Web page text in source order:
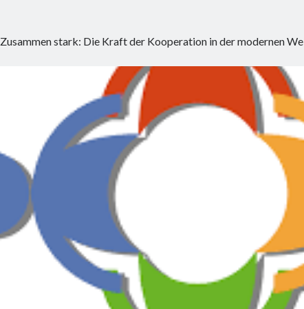
Zusammen stark: Die Kraft der Kooperation in der modernen